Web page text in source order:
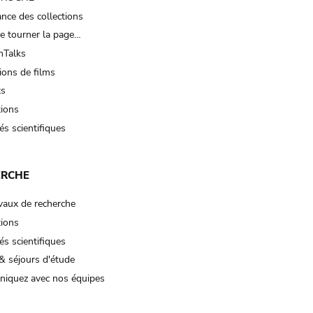
des collections
tourner la page…
de films
scientifiques
de recherche
scientifiques
séjours d'étude
avec nos équipes